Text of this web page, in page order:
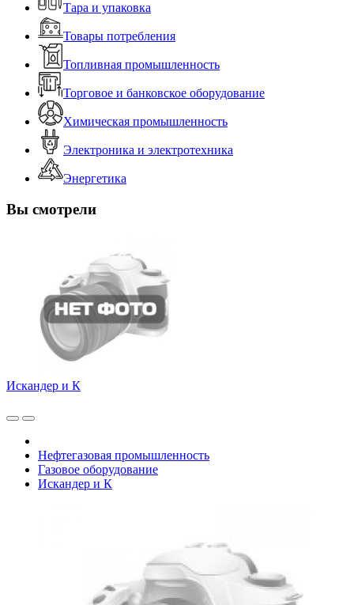
Тара и упаковка
Товары потребления
Топливная промышленность
Торговое и банковское оборудование
Химическая промышленность
Электроника и электротехника
Энергетика
Вы смотрели
Искандер и К
Нефтегазовая промышленность
Газовое оборудование
Искандер и К